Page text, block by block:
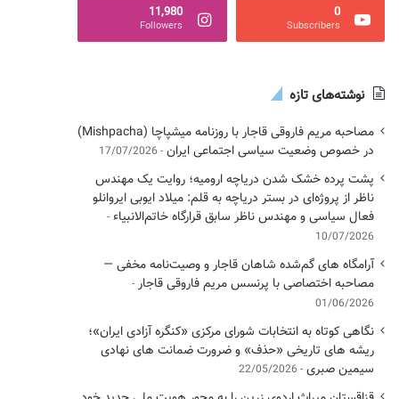
0
Subscribers
11,980
Followers
نوشته‌های تازه
مصاحبه مریم فاروقی قاجار با روزنامه میشپاچا (Mishpacha)
در خصوص وضعیت سیاسی اجتماعی ایران 17/07/2026
پشت پرده خشک شدن دریاچه ارومیه؛ روایت یک مهندس
ناظر از پروژه‌ای در بستر دریاچه به قلم: میلاد ایوبی ایروانلو
فعال سیاسی و مهندس ناظر سابق قرارگاه خاتم‌الانبیاء
10/07/2026
آرامگاه های گم‌شده شاهان قاجار و وصیت‌نامه مخفی —
مصاحبه اختصاصی با پرنسس مریم فاروقی قاجار
01/06/2026
نگاهی کوتاه به انتخابات شورای مرکزی «کنگره آزادی ایران»؛
ریشه های تاریخی «حذف» و ضرورت ضمانت های نهادی
سیمین صبری 22/05/2026